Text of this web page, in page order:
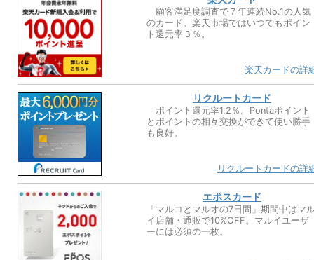
顧客満足度調査で７年連続No.1の人気
のカード。楽天市場ではいつでもポイン
ト還元率３％。
楽天カードの詳
リクルートカード
ポイント還元率1.2％。Pontaポイント
とポイントの相互交換ができて使い勝手
も良好。
リクルートカードの詳
エポスカード
「マルコとマルオの7日間」期間中はマ
イ店舗・通販で10%OFF。マルイユーザ
ーには必須の一枚。